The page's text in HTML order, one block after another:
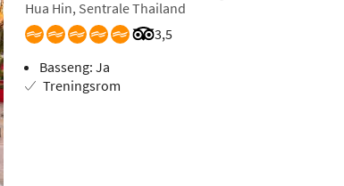
Hua Hin, Sentrale Thailand
3,5
Vurdering fra Tripadvisor: 3.5 of 5
Basseng: Ja
Treningsrom